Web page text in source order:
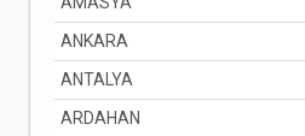
ANKARA
ANTALYA
ARDAHAN